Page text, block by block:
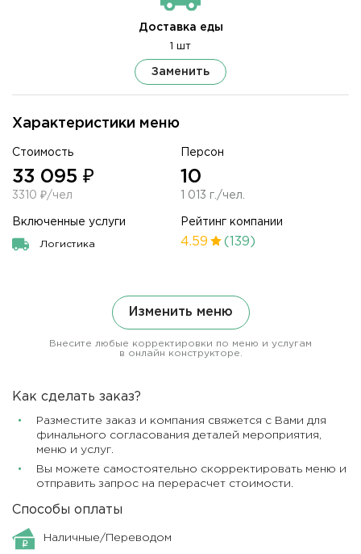
Характеристики меню
Стоимость
33 095 ₽
3310 ₽/чел
Персон
10
1 013 г./чел.
Включенные услуги
Логистика
Рейтинг компании
4.59 (139)
Изменить меню
Внесите любые корректировки по меню и услугам
в онлайн конструкторе.
Доставка еды
1 шт
Заменить
Как сделать заказ?
Разместите заказ и компания свяжется с Вами для
финального согласования деталей мероприятия,
меню и услуг.
Вы можете самостоятельно скорректировать меню и
отправить запрос на перерасчет стоимости.
Способы оплаты
Наличные/Переводом